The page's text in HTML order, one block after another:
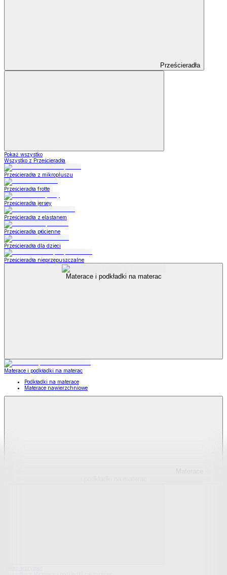
Prześcieradła
Pokaż wszystko
Wszystko z Prześcieradła
Prześcieradła z mikropluszu
Prześcieradła frotte
Prześcieradła jersey
Prześcieradła z elastanem
Prześcieradła płócienne
Prześcieradła dla dzieci
Prześcieradła nieprzepuszczalne
Materace i podkładki na materac
Materace i podkładki na materac
Podkładki na materace
Materace nawierzchniowe